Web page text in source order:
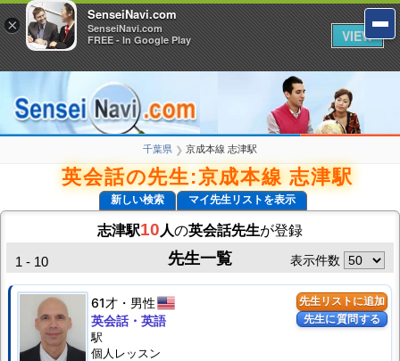
千葉県 ❯ 京成本線 志津駅
英会話の先生:京成本線 志津駅
新しい検索 マイ先生リストを表示
志津駅10 人の英会話先生が登録
先生一覧
1 - 10 表示件数
先生リストに追加
先生に質問する
61才 男性
英会話・英語
駅
個人 レッスン
×
SenseiNavi.com
SenseiNavi.com
FREE - In Google Play
VIEW
×
SenseiNavi.com
SenseiNavi.com
FREE - In Google Play
VIEW